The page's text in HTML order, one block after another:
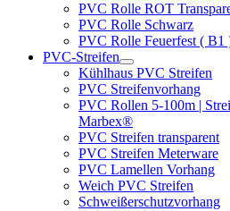
PVC Rolle ROT
PVC Rolle Schwarz
PVC Rolle Feuerfest ( B1
PVC-Streifen
Kühlhaus PVC Streifen
PVC Streifenvorhang
PVC Rollen 5-100m |
Marbex®
PVC Streifen transparent
PVC Streifen Meterware
PVC Lamellen Vorhang
Weich PVC Streifen
Schweißerschutzvorhang